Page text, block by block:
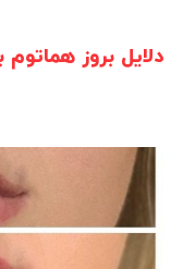
دلایل بروز